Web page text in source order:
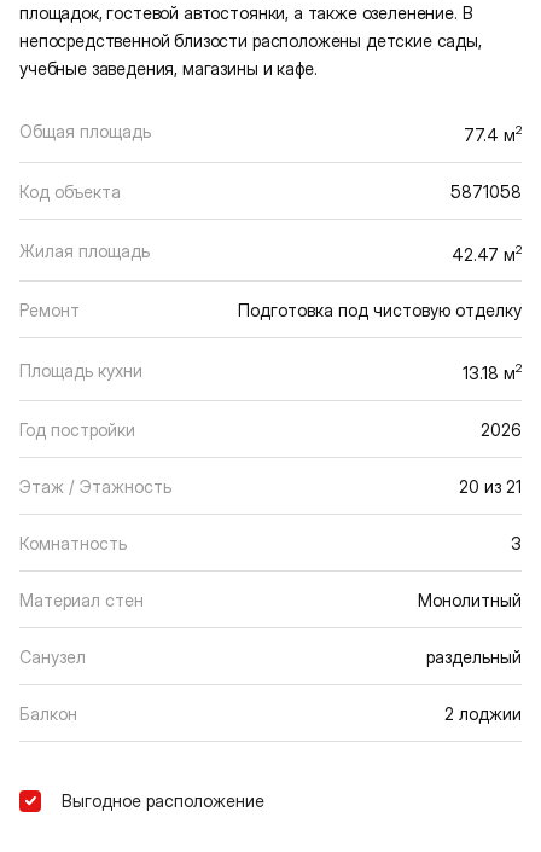
площадок, гостевой автостоянки, а также озеленение. В
непосредственной близости расположены детские сады,
учебные заведения, магазины и кафе.
Общая площадь 77.4 м2
Код объекта 5871058
Жилая площадь 42.47 м2
Ремонт Подготовка под чистовую отделку
Площадь кухни 13.18 м2
Год постройки 2026
Этаж / Этажность 20 из 21
Комнатность 3
Материал стен Монолитный
Санузел раздельный
Балкон 2 лоджии
Выгодное расположение